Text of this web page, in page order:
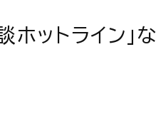
ホットライン」